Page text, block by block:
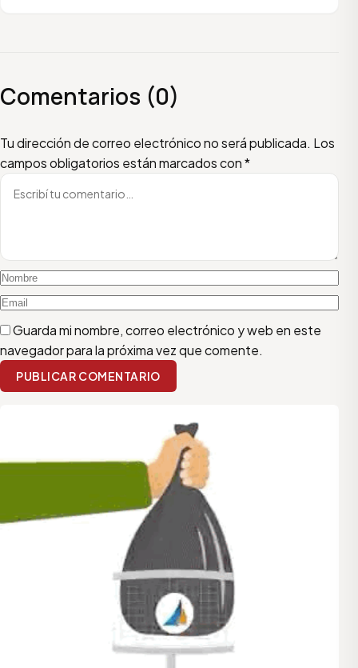
Comentarios (0)
Tu dirección de correo electrónico no será publicada. Los
campos obligatorios están marcados con*
Escribí tu comentario
Nombre
Email
Guarda mi nombre, correo electrónico y web en este
navegador para la próxima vez que comente.
PUBLICAR COMENTARIO